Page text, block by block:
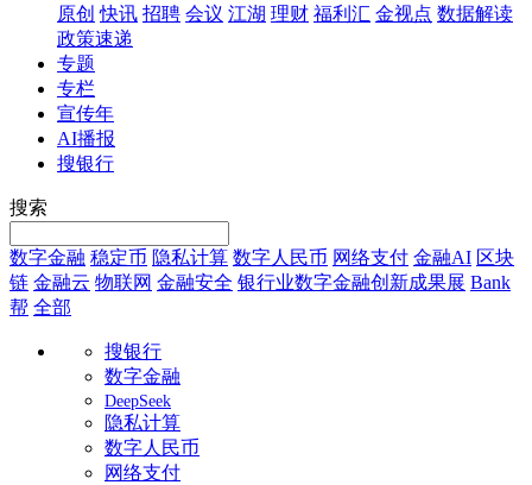
原创 快讯 招聘 会议 江湖 理财 福利汇 金视点 数据解读
政策速递
专题
专栏
宣传年
AI播报
搜银行
搜索
数字金融 稳定币 隐私计算 数字人民币 网络支付 金融AI 区块
链 金融云 物联网 金融安全 银行业数字金融创新成果展 Bank
帮 全部
搜银行
数字金融
DeepSeek
隐私计算
数字人民币
网络支付